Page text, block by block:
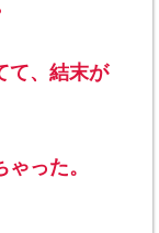
て、結末が
った。